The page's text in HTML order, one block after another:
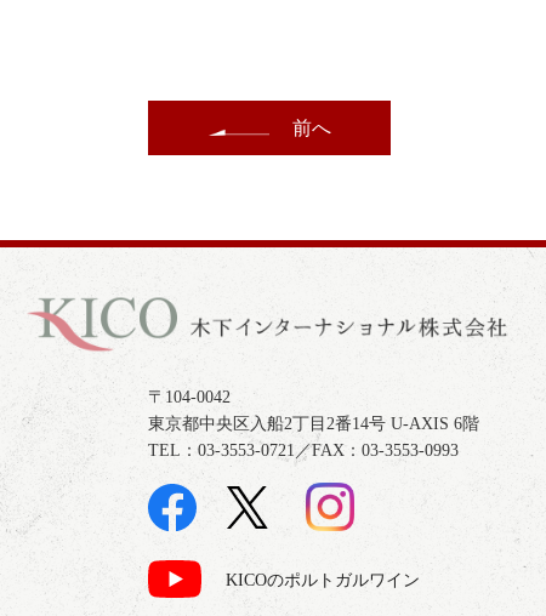
前へ
〒104-0042
東京都中央区入船2丁目2番14号 U-AXIS 6階
TEL：03-3553-0721／FAX：03-3553-0993
KICOのポルトガルワイン